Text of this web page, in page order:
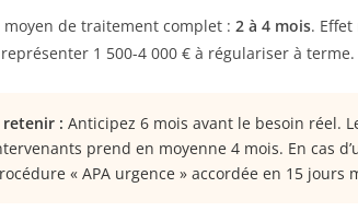
moyen de traitement complet : 2 à 4 mois.
1 500-4 000 € à régulariser à terme.
retenir : Anticipez 6 mois avant le besoin réel.
prend en moyenne 4 mois. En cas
« APA urgence » accordée en 15